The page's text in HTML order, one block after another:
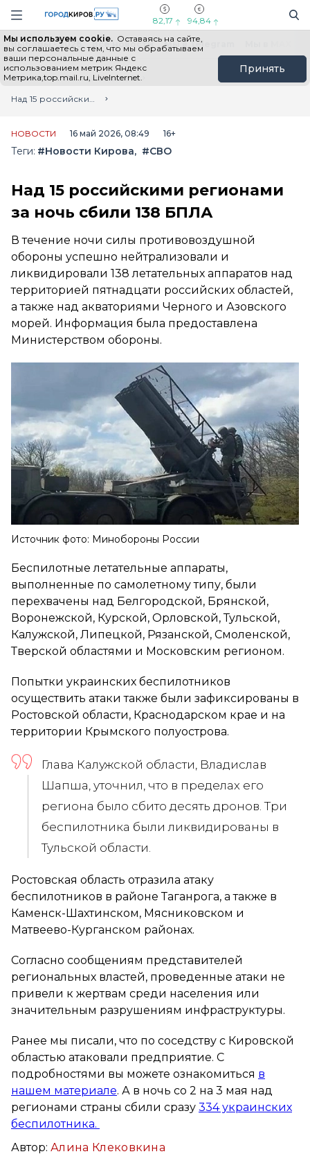
Навигация сайта
82,17 94,84
Мы используем cookie. Оставаясь на сайте,
вы соглашаетесь с тем, что мы обрабатываем
ваши персональные данные с
использованием метрик Яндекс
Метрика,top.mail.ru, LiveInternet.
Принять
Выборы - 2026 Все новости Мы в Telegram
Главная
Лента новостей
Над 15 российскими регионами за ночь сбили 138 БПЛА
НОВОСТИ 16 май 2026, 08:49 16+
Теги: #Новости Кирова #СВО
Над 15 российскими регионами
за ночь сбили 138 БПЛА
В течение ночи силы противовоздушной
обороны успешно нейтрализовали и
ликвидировали 138 летательных аппаратов над
территорией пятнадцати российских областей,
а также над акваториями Черного и Азовского
морей. Информация была предоставлена
Министерством обороны.
Источник фото: Минобороны России
Беспилотные летательные аппараты,
выполненные по самолетному типу, были
перехвачены над Белгородской, Брянской,
Воронежской, Курской, Орловской, Тульской,
Калужской, Липецкой, Рязанской, Смоленской,
Тверской областями и Московским регионом.
Попытки украинских беспилотников
осуществить атаки также были зафиксированы в
Ростовской области, Краснодарском крае и на
территории Крымского полуострова.
Глава Калужской области, Владислав
Шапша, уточнил, что в пределах его
региона было сбито десять дронов. Три
беспилотника были ликвидированы в
Тульской области.
Ростовская область отразила атаку
беспилотников в районе Таганрога, а также в
Каменск-Шахтинском, Мясниковском и
Матвеево-Курганском районах.
Согласно сообщениям представителей
региональных властей, проведенные атаки не
привели к жертвам среди населения или
значительным разрушениям инфраструктуры.
Ранее мы писали, что по соседству с Кировской
областью атаковали предприятие. С
подробностями вы можете ознакомиться в
нашем материале. А в ночь со 2 на 3 мая над
регионами страны сбили сразу 334 украинских
беспилотника.
Автор: Алина Клековкина